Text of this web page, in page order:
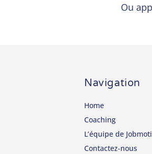
Ou
Navigation
Home
Coaching
L’équipe de
Contactez-nous